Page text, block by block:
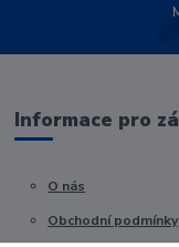
Informace pro
O nás
Obchodní podmínky